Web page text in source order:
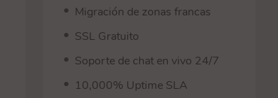
Migración de zonas francas
SSL Gratuito
Soporte de chat en vivo 24/7
10,000% Uptime SLA